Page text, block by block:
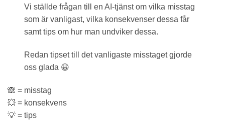
Vi ställde frågan till en AI-tjänst om vilka misstag
som är vanligast, vilka konsekvenser dessa får
samt tips om hur man undviker dessa.
Redan tipset till det vanligaste misstaget gjorde
oss glada 😀
🙈 = misstag
💥 = konsekvens
💡 = tips